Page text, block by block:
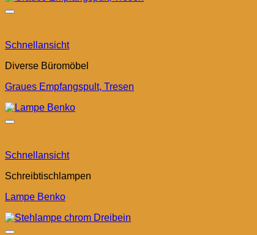
Schnellansicht
Diverse Büromöbel
Graues Empfangspult, Tresen
Schnellansicht
Schreibtischlampen
Lampe Benko